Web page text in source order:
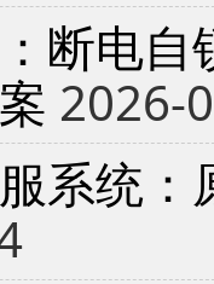
断电
2026-
系统